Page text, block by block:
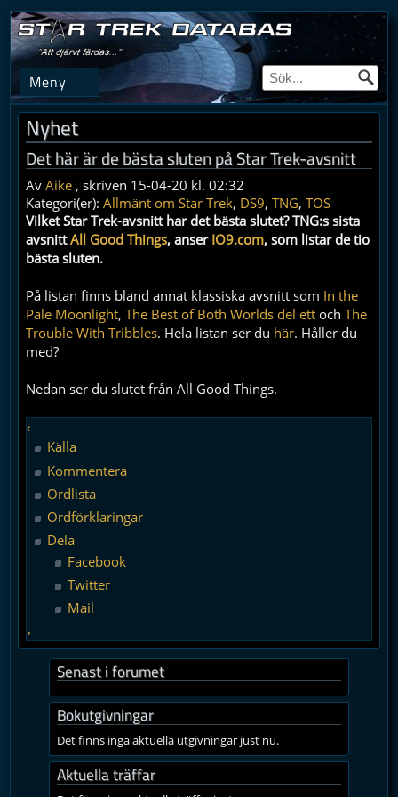
Nyhet
Det här är de bästa sluten på Star Trek-avsnitt
AvAike , skriven 15-04-20 kl. 02:32
Kategori(er):Allmänt om Star Trek, DS9,TNG,TOS
Vilket Star Trek-avsnitt har det bästa slutet? TNG:s sista
avsnittAll Good Things, anser IO9.com, som listar de tio
bästa sluten.
På listan finns bland annat klassiska avsnitt som In the
Pale Moonlight,The Best of Both Worlds del ett ochThe
Trouble With Tribbles. Hela listan ser du här. Håller du
med?
Nedan ser du slutet från All Good Things.
‹
Källa
Kommentera
Ordlista
Ordförklaringar
Dela
Facebook
Twitter
Mail
›
Senast i forumet
Bokutgivningar
Det finns inga aktuella utgivningar just nu.
Aktuella träffar
Meny